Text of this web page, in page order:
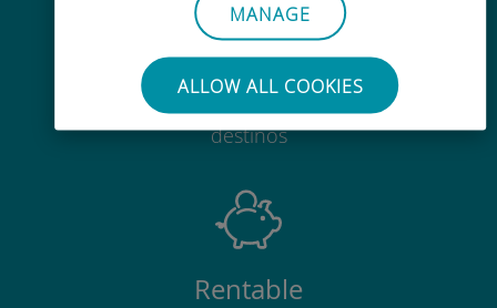
MANAGE
ALLOW ALL COOKIES
Mundial
Conectividad celular mundial de
alta calidad en más de 200
destinos
Rentable